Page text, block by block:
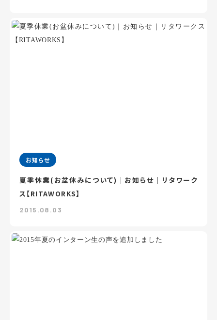
お知らせ
夏季休業(お盆休みについて)｜お知らせ｜リタワーク
ス【RITAWORKS】
2015.08.03